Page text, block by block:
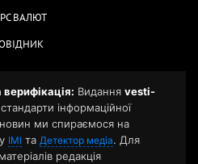
ВАЛЮТ
верифікація: Видання vesti-
інформаційної
новин ми спираємося на
ІМІ та Детектор медіа. Для
редакція